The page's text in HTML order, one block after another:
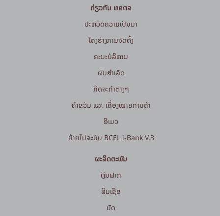
ກ່ຽວກັບ ທຄຕລ
ປະຫວັດຄວາມເປັນມາ
ໂຄງຮ່າງການຈັດຕັ້ງ
ຄະນະບໍລິຫານ
ຜົນສຳເລັດ
ກິດຈະກໍາຕ່າງໆ
ຄຳຂວັນ ແລະ ເຄື່ອງໝາຍການຄ້າ
ອີເມວ
ຍ້າຍໄປລະບົບ BCEL i-Bank V.3
ຜະລິດຕະພັນ
ເງິນຝາກ
ສິນເຊື່ອ
ບັດ